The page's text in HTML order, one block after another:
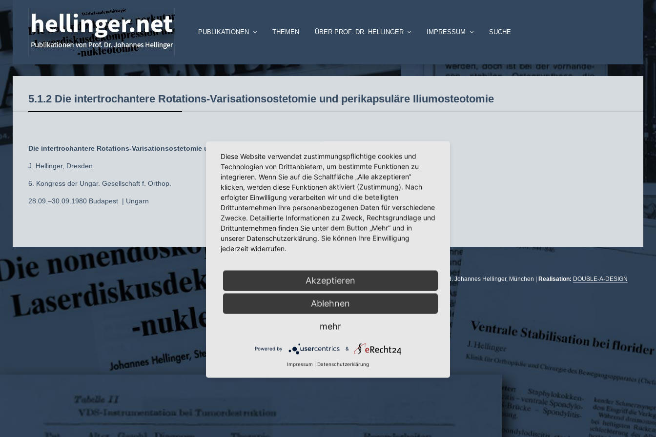
PUBLIKATIONEN THEMEN ÜBER PROF. DR. HELLINGER IMPRESSUM SUCHE
5.1.2 Die intertrochantere Rotations-Varisationsostetomie und perikapsuläre Iliumosteotomie
Die intertrochantere Rotations-Varisationsostetomie und perikapsuläre Iliumosteotomie
J. Hellinger, Dresden
6. Kongress der Ungar. Gesellschaft f. Orthop.
28.09.–30.09.1980 Budapest | Ungarn
Cookie-Einstellungen Prof. Dr. med. Johannes Hellinger, München | Realisation: DOUBLE-A-DESIGN
Diese Website verwendet zustimmungspflichtige cookies und
Technologien von Drittanbietern, um bestimmte Funktionen zu
integrieren. Wenn Sie auf die Schaltfläche „Alle akzeptieren“
klicken, werden diese Funktionen aktiviert (Zustimmung). Nach
erfolgter Einwilligung verarbeiten wir und die beteiligten
Drittunternehmen Ihre personenbezogenen Daten für verschiedene
Zwecke. Detaillierte Informationen zu Zweck, Rechtsgrundlage und
Drittunternehmen finden Sie unter dem Button „Mehr“ und in
unserer Datenschutzerklärung. Sie können Ihre Einwilligung
jederzeit widerrufen.
Akzeptieren
Ablehnen
mehr
Powered by &
Impressum Datenschutzerklärung